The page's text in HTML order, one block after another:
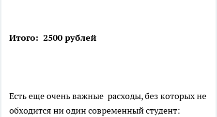
Итого: 2500 рублей
Есть еще очень важные расходы, без которых не
обходится ни один современный студент: